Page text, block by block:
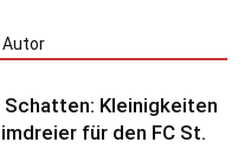
Autor
Kleinigkeiten
für den FC St.